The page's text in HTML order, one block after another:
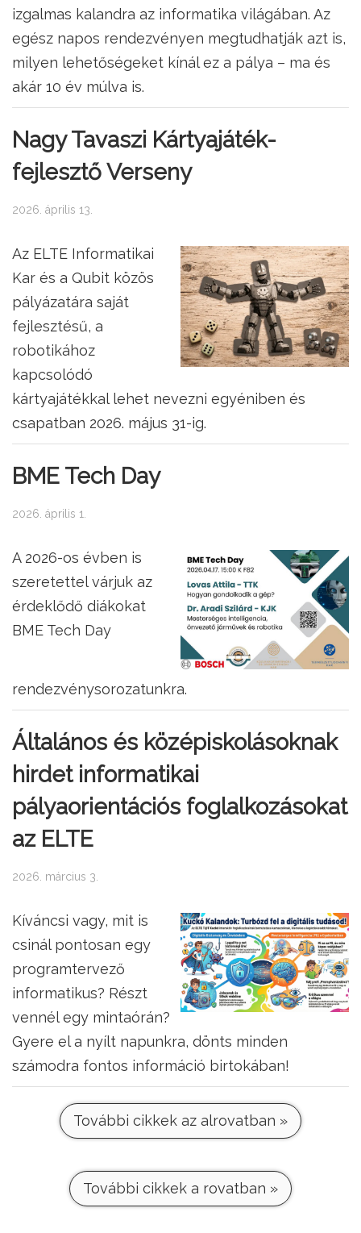
izgalmas kalandra az informatika világában. Az
egész napos rendezvényen megtudhatják azt is,
milyen lehetőségeket kínál ez a pálya – ma és
akár 10 év múlva is.
Nagy Tavaszi Kártyajáték-
fejlesztő Verseny
2026. április 13.
Az ELTE Informatikai
Kar és a Qubit közös
pályázatára saját
fejlesztésű, a
robotikához
kapcsolódó
kártyajátékkal lehet nevezni egyéniben és
csapatban 2026. május 31-ig.
BME Tech Day
2026. április 1.
A 2026-os évben is
szeretettel várjuk az
érdeklődő diákokat
BME Tech Day
rendezvénysorozatunkra.
Általános és középiskolásoknak
hirdet informatikai
pályaorientációs foglalkozásokat
az ELTE
2026. március 3.
Kíváncsi vagy, mit is
csinál pontosan egy
programtervező
informatikus? Részt
vennél egy mintaórán?
Gyere el a nyílt napunkra, dönts minden
számodra fontos információ birtokában!
További cikkek az alrovatban »
További cikkek a rovatban »